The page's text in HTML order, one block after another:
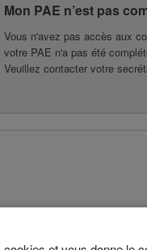
Mon PAE n’est pas
Vous n'avez pas accès aux
votre PAE n'a pas été
Veuillez contacter votre